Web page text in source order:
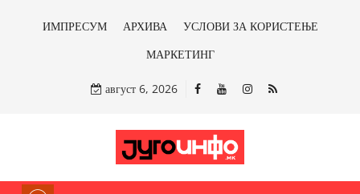
ИМПРЕСУМ АРХИВА
УСЛОВИ ЗА КОРИСТЕЊЕ
МАРКЕТИНГ
август 6, 2026